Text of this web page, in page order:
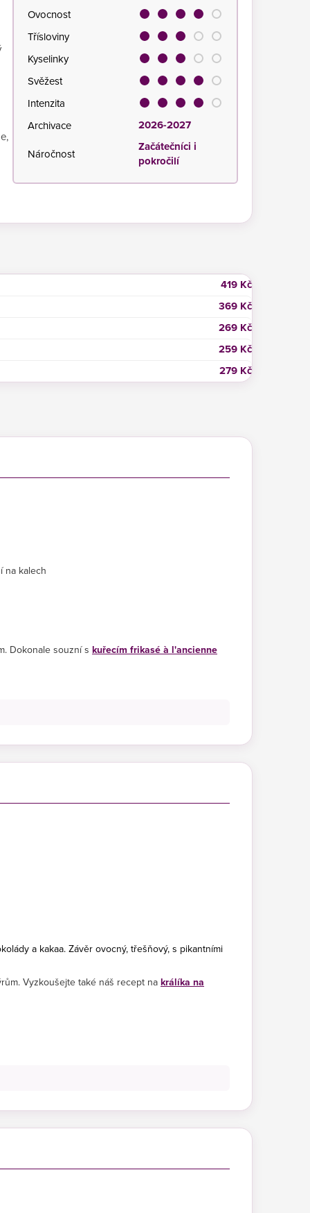
Ovocnost
Třísloviny
Kyselinky
Svěžest
Intenzita
Archivace
2026-2027
Náročnost
Začátečníci i
pokročilí
419 Kč
369 Kč
269 Kč
259 Kč
279 Kč
na kalech
Dokonale souzní s kuřecím frikasé à l'ancienne
a kakaa. Závěr ovocný, třešňový, s pikantními
Vyzkoušejte také náš recept na králíka na